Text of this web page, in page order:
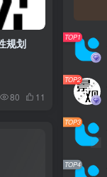
规划
80 11
TOP1
TOP2
TOP3
TOP4